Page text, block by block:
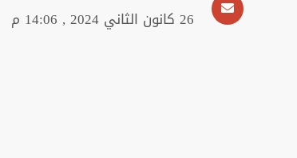
26 كانون الثاني 2024 , 14:06 م